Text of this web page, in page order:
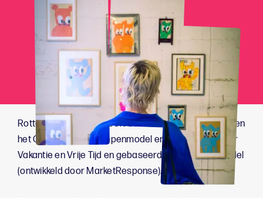
Rotterdam Festivals heeft de relatie onderzocht tussen
het Culturele Doelgroepenmodel en de Leefstijlvinder
Vakantie en Vrije Tijd en gebaseerd op het BSR™-model
(ontwikkeld door MarketResponse).